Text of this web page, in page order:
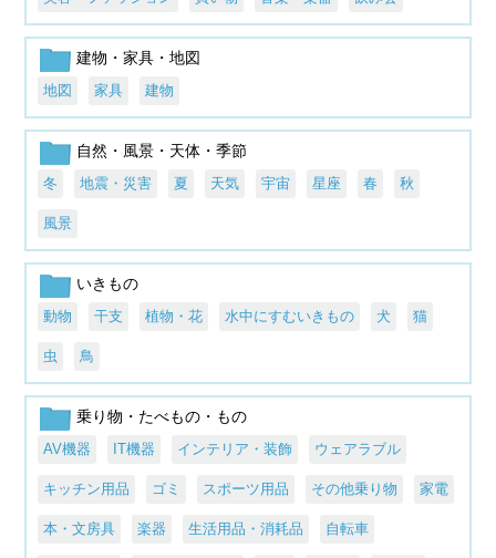
建物・家具・地図
地図 家具 建物
自然・風景・天体・季節
冬 地震・災害 夏 天気 宇宙 星座 春 秋
風景
いきもの
動物 干支 植物・花 水中にすむいきもの 犬 猫
虫 鳥
乗り物・たべもの・もの
AV機器 IT機器 インテリア・装飾 ウェアラブル
キッチン用品 ゴミ スポーツ用品 その他乗り物 家電
本・文房具 楽器 生活用品・消耗品 自転車